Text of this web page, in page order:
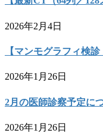
2026年2月4日
【マンモグラフィ検
2026年1月26日
2月の医師診察予定に
2026年1月26日